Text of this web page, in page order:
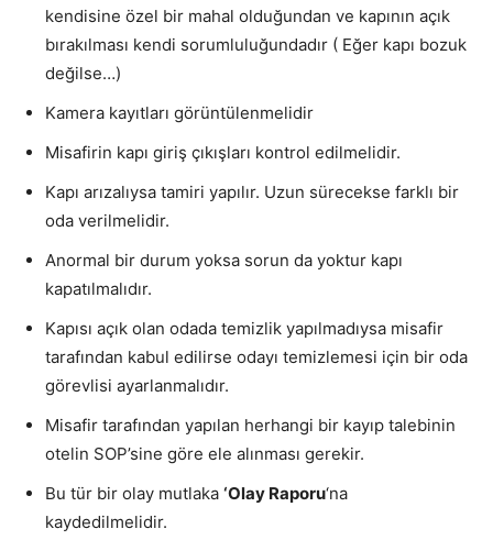
kendisine özel bir mahal olduğundan ve kapının açık
bırakılması kendi sorumluluğundadır ( Eğer kapı bozuk
değilse…)
Kamera kayıtları görüntülenmelidir
Misafirin kapı giriş çıkışları kontrol edilmelidir.
Kapı arızalıysa tamiri yapılır. Uzun sürecekse farklı bir
oda verilmelidir.
Anormal bir durum yoksa sorun da yoktur kapı
kapatılmalıdır.
Kapısı açık olan odada temizlik yapılmadıysa misafir
tarafından kabul edilirse odayı temizlemesi için bir oda
görevlisi ayarlanmalıdır.
Misafir tarafından yapılan herhangi bir kayıp talebinin
otelin SOP’sine göre ele alınması gerekir.
Bu tür bir olay mutlaka ‘Olay Raporu‘na
kaydedilmelidir.